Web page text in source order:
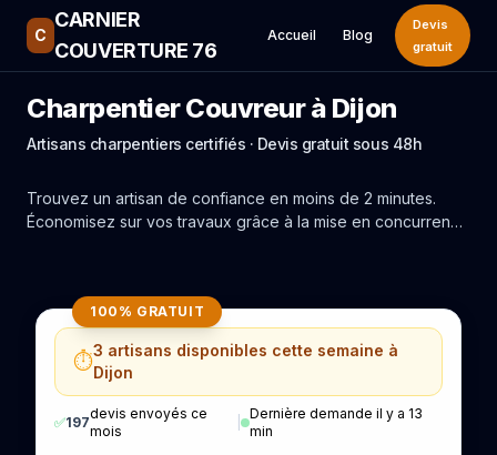
C
CARNIER
COUVERTURE 76
Accueil Blog
Devis
gratuit
Charpentier Couvreur à Dijon
Artisans charpentiers certifiés · Devis gratuit sous 48h
Trouvez un artisan de confiance en moins de 2 minutes.
Économisez sur vos travaux grâce à la mise en concurrence
100% GRATUIT
⏱️3 artisans disponibles cette semaine à
Dijon
✅197
devis envoyés ce
mois
|
Dernière demande il y a 13
min